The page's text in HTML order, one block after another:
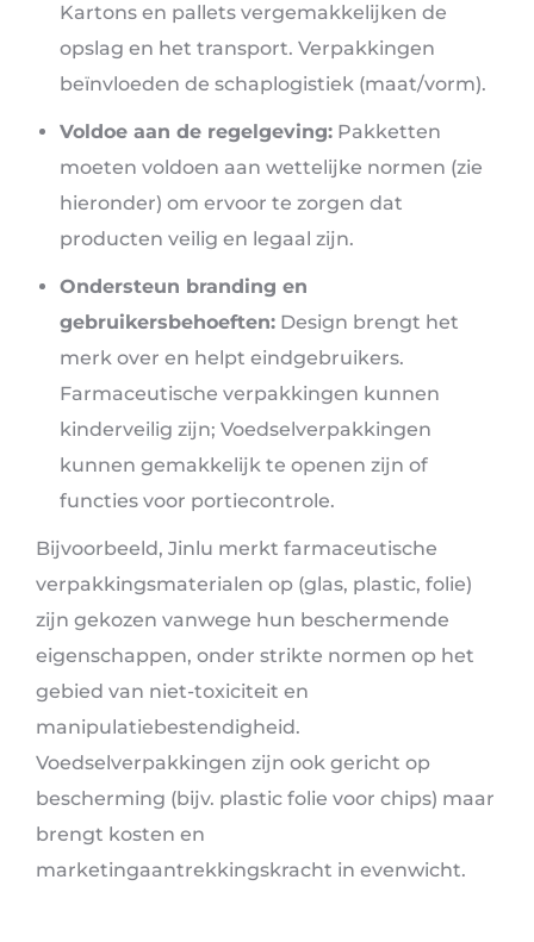
Kartons en pallets vergemakkelijken de
opslag en het transport. Verpakkingen
beïnvloeden de schaplogistiek (maat/vorm).
Voldoe aan de regelgeving: Pakketten
moeten voldoen aan wettelijke normen (zie
hieronder) om ervoor te zorgen dat
producten veilig en legaal zijn.
Ondersteun branding en
gebruikersbehoeften: Design brengt het
merk over en helpt eindgebruikers.
Farmaceutische verpakkingen kunnen
kinderveilig zijn; Voedselverpakkingen
kunnen gemakkelijk te openen zijn of
functies voor portiecontrole.
Bijvoorbeeld, Jinlu merkt farmaceutische
verpakkingsmaterialen op (glas, plastic, folie)
zijn gekozen vanwege hun beschermende
eigenschappen, onder strikte normen op het
gebied van niet-toxiciteit en
manipulatiebestendigheid.
Voedselverpakkingen zijn ook gericht op
bescherming (bijv. plastic folie voor chips) maar
brengt kosten en
marketingaantrekkingskracht in evenwicht.